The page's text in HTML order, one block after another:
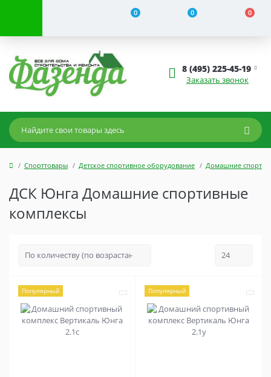
0 0 0
8 (495) 225-45-19
Заказать звонок
Спорттовары Детское спортивное оборудование Домашние
ДСК Юнга Домашние спортивные
комплексы
Популярный Популярный